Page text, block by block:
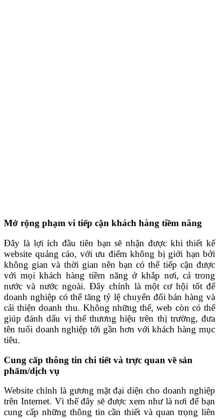
Mở rộng phạm vi tiếp cận khách hàng tiềm năng
Đây là lợi ích đầu tiên bạn sẽ nhận được khi thiết kế
website quảng cáo, với ưu điểm không bị giới hạn bởi
không gian và thời gian nên bạn có thể tiếp cận được
với mọi khách hàng tiềm năng ở khắp nơi, cả trong
nước và nước ngoài. Đây chính là một cơ hội tốt để
doanh nghiệp có thể tăng tỷ lệ chuyển đổi bán hàng và
cải thiện doanh thu. Không những thế, web còn có thể
giúp đánh dấu vị thế thương hiệu trên thị trường, đưa
tên tuổi doanh nghiệp tới gần hơn với khách hàng mục
tiêu.
Cung cấp thông tin chi tiết và trực quan về sản
phẩm/dịch vụ
Website chính là gương mặt đại diện cho doanh nghiệp
trên Internet. Vì thế đây sẽ được xem như là nơi để bạn
cung cấp những thông tin cần thiết và quan trọng liên